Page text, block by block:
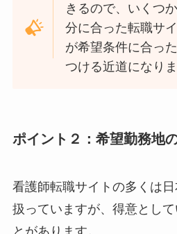
きるので、いくつ
分に合った転職サ
が希望条件に合っ
つける近道になりま
ポイント２：希望勤務地
看護師転職サイトの多くは
扱っていますが、得意とし